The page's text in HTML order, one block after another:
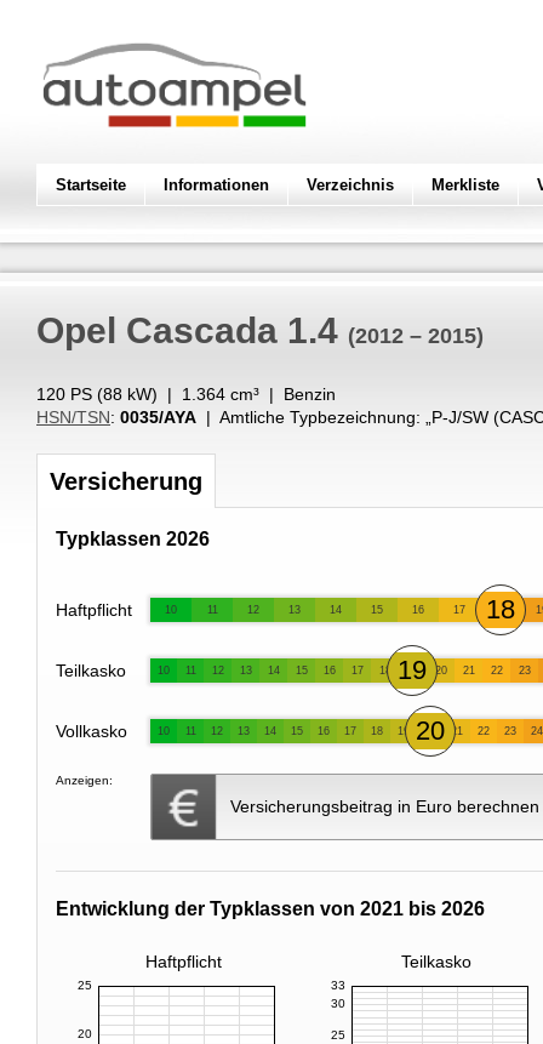
Startseite Informationen Verzeichnis Merkliste
Opel Cascada 1.4 (2012 – 2015)
120 PS (88 kW) | 1.364 cm³ | Benzin
HSN/TSN: 0035/AYA | Amtliche Typbezeichnung: „ P-J/SW
Versicherung
Typklassen 2026
Haftpflicht 10 11 12 13 14 15 16 17 18
Teilkasko 10 11 12 13 14 15 16 17 18 19 20 21 22 23
Vollkasko 10 11 12 13 14 15 16 17 18 19 20 21 22 23 24
Anzeigen:
Versicherungsbeitrag in Euro berechnen
Entwicklung der Typklassen von 2021 bis 2026
Haftpflicht Teilkasko
20
25
25
30
33